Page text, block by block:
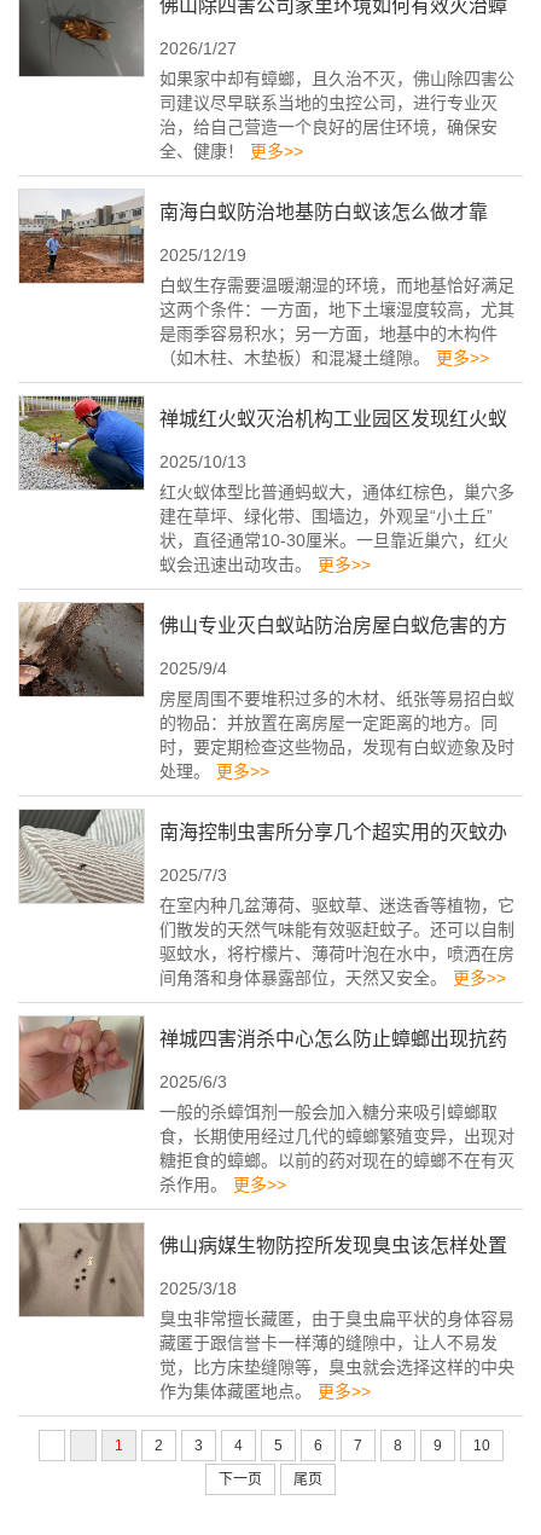
佛山除四害公司家里环境如何有效灭治蟑
螂
2026/1/27
如果家中却有蟑螂，且久治不灭，佛山除四害公
司建议尽早联系当地的虫控公司，进行专业灭
治，给自己营造一个良好的居住环境，确保安
全、健康！
更多>>
南海白蚁防治地基防白蚁该怎么做才靠
谱！
2025/12/19
白蚁生存需要温暖潮湿的环境，而地基恰好满足
这两个条件：一方面，地下土壤湿度较高，尤其
是雨季容易积水；另一方面，地基中的木构件
（如木柱、木垫板）和混凝土缝隙。
更多>>
禅城红火蚁灭治机构工业园区发现红火蚁
怎么办
2025/10/13
红火蚁体型比普通蚂蚁大，通体红棕色，巢穴多
建在草坪、绿化带、围墙边，外观呈“小土丘”
状，直径通常10-30厘米。一旦靠近巢穴，红火
蚁会迅速出动攻击。
更多>>
佛山专业灭白蚁站防治房屋白蚁危害的方
法
2025/9/4
房屋周围不要堆积过多的木材、纸张等易招白蚁
的物品：并放置在离房屋一定距离的地方。同
时，要定期检查这些物品，发现有白蚁迹象及时
处理。
更多>>
南海控制虫害所分享几个超实用的灭蚊办
法
2025/7/3
在室内种几盆薄荷、驱蚊草、迷迭香等植物，它
们散发的天然气味能有效驱赶蚊子。还可以自制
驱蚊水，将柠檬片、薄荷叶泡在水中，喷洒在房
间角落和身体暴露部位，天然又安全。
更多>>
禅城四害消杀中心怎么防止蟑螂出现抗药
性
2025/6/3
一般的杀蟑饵剂一般会加入糖分来吸引蟑螂取
食，长期使用经过几代的蟑螂繁殖变异，出现对
糖拒食的蟑螂。以前的药对现在的蟑螂不在有灭
杀作用。
更多>>
佛山病媒生物防控所发现臭虫该怎样处置
2025/3/18
臭虫非常擅长藏匿，由于臭虫扁平状的身体容易
藏匿于跟信誉卡一样薄的缝隙中，让人不易发
觉，比方床垫缝隙等，臭虫就会选择这样的中央
作为集体藏匿地点。
更多>>
1 2 3 4 5 6 7 8 9
10
下一页
尾页